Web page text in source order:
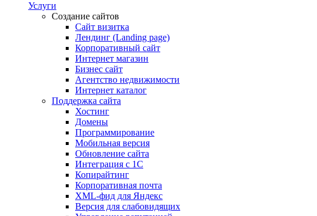
Услуги
Создание сайтов
Сайт визитка
Лендинг (Landing page)
Корпоративный сайт
Интернет магазин
Бизнес сайт
Агентство недвижимости
Интернет каталог
Поддержка сайта
Хостинг
Домены
Программирование
Мобильная версия
Обновление сайта
Интеграция с 1С
Копирайтинг
Корпоративная почта
XML-фид для Яндекс
Версия для слабовидящих